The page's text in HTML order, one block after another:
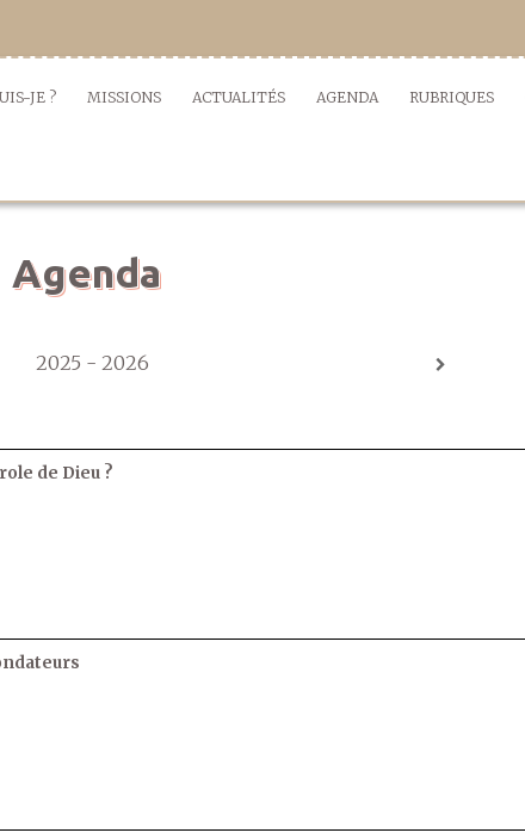
JE ? MISSIONS ACTUALITÉS AGENDA RUBRIQUES
Agenda
2025 - 2026
de Dieu ?